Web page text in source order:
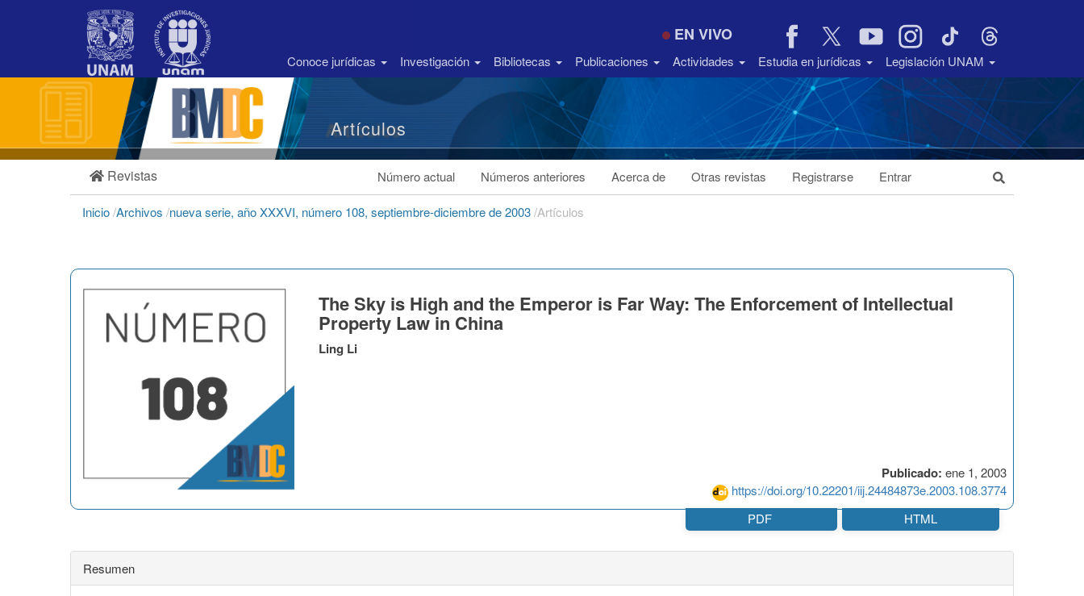
Barra
EN VIVO
Conoce jurídicas Investigación Bibliotecas Publicaciones Actividades Estudia en jurídicas Legislación UNAM
Artículos
Revistas Número actual Números anteriores Acerca de Otras revistas Registrarse Entrar
Inicio/Archivos /nueva serie, año XXXVI, número 108, septiembre-diciembre de 2003/Artículos
Publicado: ene 1, 2003
https://doi.org/10.22201/iij.24484873e.2003.108.3774
The Sky is High and the Emperor is Far Way: The Enforcement of Intellectual
Property Law in China
Ling Li
PDF HTML
Resumen